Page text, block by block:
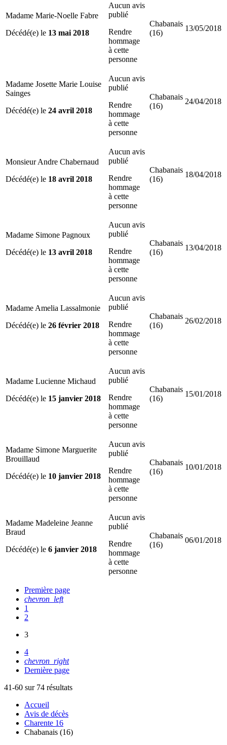
Madame Marie-Noelle Fabre
Décédé(e) le 13 mai 2018
Aucun avis
publié
Rendre
hommage
à cette
personne
Chabanais
(16)
13/05/2018
Madame Josette Marie Louise
Sainges
Décédé(e) le 24 avril 2018
Aucun avis
publié
Rendre
hommage
à cette
personne
Chabanais
(16)
24/04/2018
Monsieur Andre Chabernaud
Décédé(e) le 18 avril 2018
Aucun avis
publié
Rendre
hommage
à cette
personne
Chabanais
(16)
18/04/2018
Madame Simone Pagnoux
Décédé(e) le 13 avril 2018
Aucun avis
publié
Rendre
hommage
à cette
personne
Chabanais
(16)
13/04/2018
Madame Amelia Lassalmonie
Décédé(e) le 26 février 2018
Aucun avis
publié
Rendre
hommage
à cette
personne
Chabanais
(16)
26/02/2018
Madame Lucienne Michaud
Décédé(e) le 15 janvier 2018
Aucun avis
publié
Rendre
hommage
à cette
personne
Chabanais
(16)
15/01/2018
Madame Simone Marguerite
Brouillaud
Décédé(e) le 10 janvier 2018
Aucun avis
publié
Rendre
hommage
à cette
personne
Chabanais
(16)
10/01/2018
Madame Madeleine Jeanne
Braud
Décédé(e) le 6 janvier 2018
Aucun avis
publié
Rendre
hommage
à cette
personne
Chabanais
(16)
06/01/2018
Première page
chevron_left
1
2
3
4
chevron_right
Dernière page
41-60 sur 74 résultats
Accueil
Avis de décès
Charente 16
Chabanais (16)